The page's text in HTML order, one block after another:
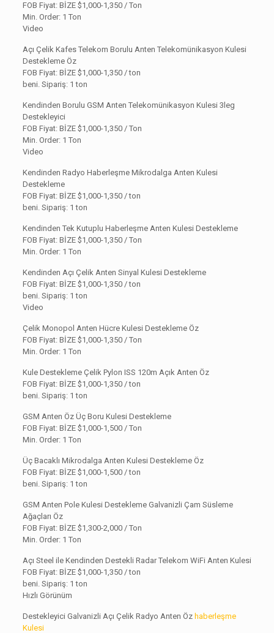
FOB Fiyat: BİZE $1,000-1,350 / Ton
Min. Order: 1 Ton
Video
Açı Çelik Kafes Telekom Borulu Anten Telekomünikasyon Kulesi
Destekleme Öz
FOB Fiyat: BİZE $1,000-1,350 / ton
beni. Sipariş: 1 ton
Kendinden Borulu GSM Anten Telekomünikasyon Kulesi 3leg
Destekleyici
FOB Fiyat: BİZE $1,000-1,350 / Ton
Min. Order: 1 Ton
Video
Kendinden Radyo Haberleşme Mikrodalga Anten Kulesi
Destekleme
FOB Fiyat: BİZE $1,000-1,350 / ton
beni. Sipariş: 1 ton
Kendinden Tek Kutuplu Haberleşme Anten Kulesi Destekleme
FOB Fiyat: BİZE $1,000-1,350 / Ton
Min. Order: 1 Ton
Kendinden Açı Çelik Anten Sinyal Kulesi Destekleme
FOB Fiyat: BİZE $1,000-1,350 / ton
beni. Sipariş: 1 ton
Video
Çelik Monopol Anten Hücre Kulesi Destekleme Öz
FOB Fiyat: BİZE $1,000-1,350 / Ton
Min. Order: 1 Ton
Kule Destekleme Çelik Pylon ISS 120m Açık Anten Öz
FOB Fiyat: BİZE $1,000-1,350 / ton
beni. Sipariş: 1 ton
GSM Anten Öz Üç Boru Kulesi Destekleme
FOB Fiyat: BİZE $1,000-1,500 / Ton
Min. Order: 1 Ton
Üç Bacaklı Mikrodalga Anten Kulesi Destekleme Öz
FOB Fiyat: BİZE $1,000-1,500 / ton
beni. Sipariş: 1 ton
GSM Anten Pole Kulesi Destekleme Galvanizli Çam Süsleme
Ağaçları Öz
FOB Fiyat: BİZE $1,300-2,000 / Ton
Min. Order: 1 Ton
Açı Steel ile Kendinden Destekli Radar Telekom WiFi Anten Kulesi
FOB Fiyat: BİZE $1,000-1,350 / ton
beni. Sipariş: 1 ton
Hızlı Görünüm
Destekleyici Galvanizli Açı Çelik Radyo Anten Öz haberleşme
Kulesi